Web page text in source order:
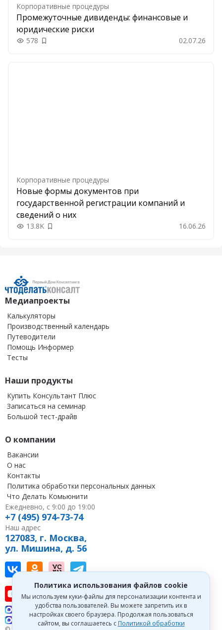
Корпоративные процедуры
Промежуточные дивиденды: финансовые и
юридические риски
578 Добавить в закладки 02.07.26
Корпоративные процедуры
Новые формы документов при
государственной регистрации компаний и
сведений о них
13.8K Добавить в закладки 16.06.26
Политика использования файлов cookie
Мы используем куки-файлы для персонализации контента и
удобства пользователей. Вы можете запретить их в
настройках своего браузера. Продолжая пользоваться
сайтом, вы соглашаетесь с Политикой обработки
Медиапроекты
Калькуляторы
Производственный календарь
Путеводители
Помощь Информер
Тесты
Наши продукты
Купить Консультант Плюс
Записаться на семинар
Большой тест-драйв
О компании
Вакансии
О нас
Контакты
Политика обработки персональных данных
Что Делать Комьюнити
Ежедневно, с 9:00 до 19:00
+7 (495) 974-73-74
Наш адрес
127083, г. Москва,
ул. Мишина, д. 56
Наш канал в Вконтакте
Наш канал на youtube
Наша группа в однокласниках
Наш канал в tenchat
Наш канал на vc
Наш профиль на дзен
Наш канал в Telegram
Что делать Консалт
Что делать Экспертум